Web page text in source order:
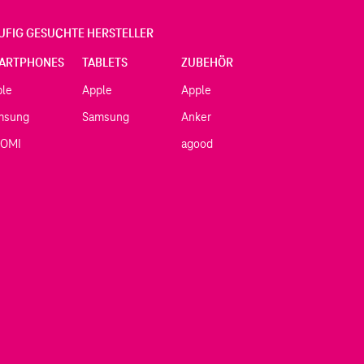
GESUCHTE HERSTELLER
TABLETS
Apple
Samsung
ZUBEHÖR
Apple
Anker
agood